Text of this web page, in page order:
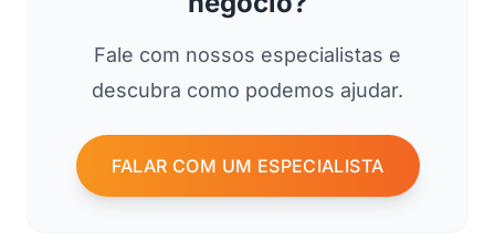
Fale com nossos especialistas e
descubra como podemos ajudar.
FALAR COM UM ESPECIALISTA